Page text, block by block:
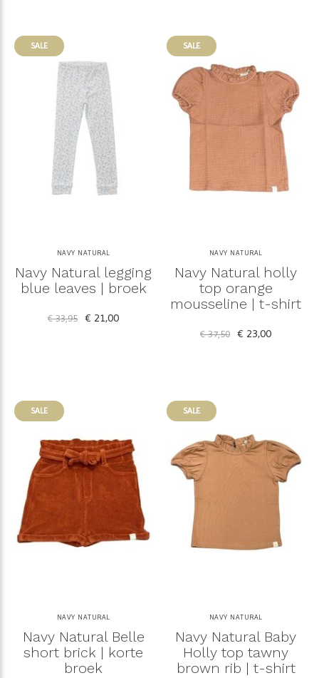
SALE
NAVY NATURAL
Navy Natural legging
blue leaves | broek
€ 33,95 € 21,00
SALE
NAVY NATURAL
Navy Natural holly
top orange
mousseline | t-shirt
€ 37,50 € 23,00
SALE
NAVY NATURAL
Navy Natural Belle
short brick | korte
broek
SALE
NAVY NATURAL
Navy Natural Baby
Holly top tawny
brown rib | t-shirt